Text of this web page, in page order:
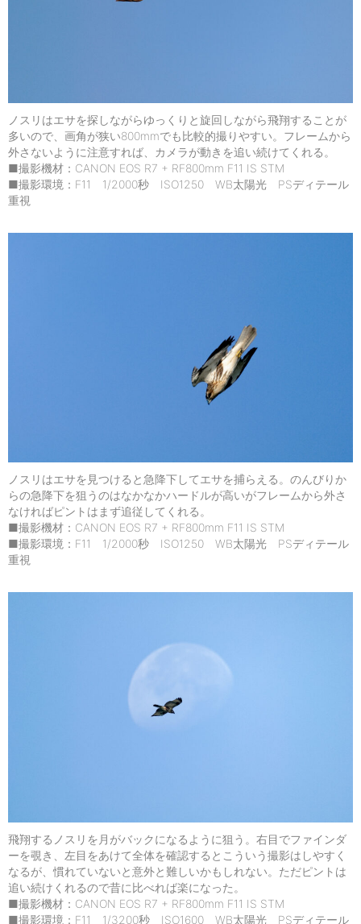
ノスリはエサを探しながらゆっくりと旋回しながら飛翔することが
多いので、画角が狭い800mmでも比較的撮りやすい。フレームから
外さないように注意すれば、カメラが動きを追い続けてくれる。
■撮影機材：CANON EOS R7 + RF800mm F11 IS STM
■撮影環境：F11 1/2000秒 ISO1250 WB太陽光 PSディテール
重視
ノスリはエサを見つけると急降下してエサを捕らえる。のんびりか
らの急降下を狙うのはなかなかハードルが高いがフレームから外さ
なければピントはまず追従してくれる。
■撮影機材：CANON EOS R7 + RF800mm F11 IS STM
■撮影環境：F11 1/2000秒 ISO1250 WB太陽光 PSディテール
重視
飛翔するノスリを月がバックになるように狙う。右目でファインダ
ーを覗き、左目をあけて全体を確認するとこういう撮影はしやすく
なるが、慣れていないと意外と難しいかもしれない。ただピントは
追い続けくれるので昔に比べれば楽になった。
■撮影機材：CANON EOS R7 + RF800mm F11 IS STM
■撮影環境：F11 1/3200秒 ISO1600 WB太陽光 PSディテール